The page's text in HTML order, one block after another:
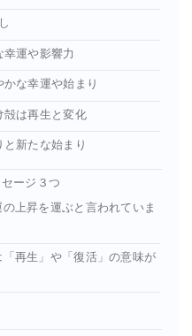
運や影響力
な幸運や始まり
殻は再生と変化
新たな始まり
ージ３つ
上昇を運ぶと言われていま
再生」や「復活」の意味が